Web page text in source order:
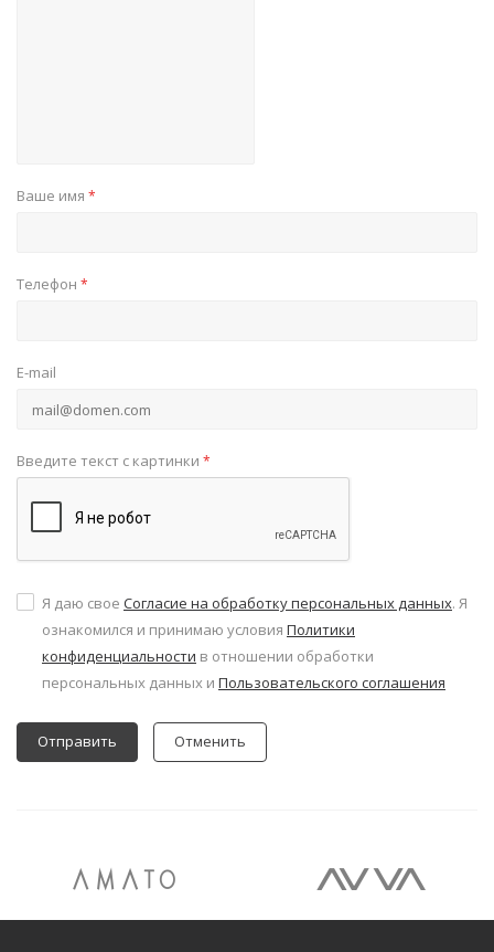
Ваше имя *
Телефон *
E-mail
Введите текст с картинки *
Я даю свое Согласие на обработку персональных данных. Я
ознакомился и принимаю условия Политики
конфиденциальности в отношении обработки
персональных данных и Пользовательского соглашения
Отменить